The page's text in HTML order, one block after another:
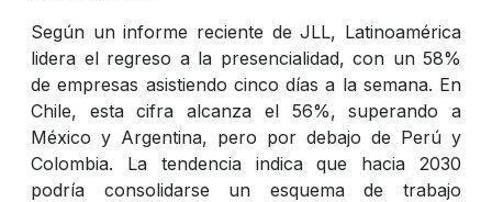
Según un informe reciente de JLL, Latinoamérica
lidera el regreso a la presencialidad, con un 58%
de empresas asistiendo cinco días a la semana. En
Chile, esta cifra alcanza el 56%, superando a
México y Argentina, pero por debajo de Perú y
Colombia. La tendencia indica que hacia 2030
podría consolidarse un esquema de trabajo